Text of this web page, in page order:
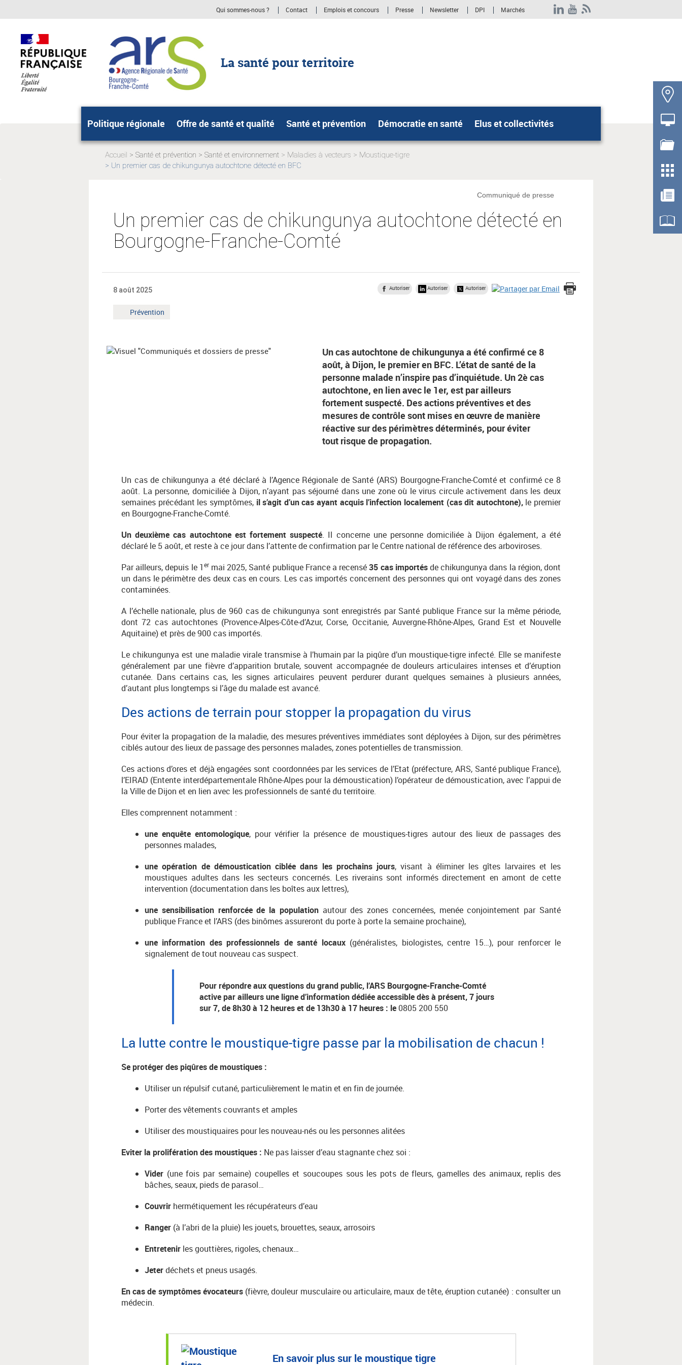
principal,
Qui sommes-nous ? Contact Emplois et concours Presse Newsletter DPI Marchés
La santé pour territoire
Politique régionale Offre de santé et qualité Santé et prévention Démocratie en santé Elus et collectivités
Accueil
Page
Santé et prévention
Page
Santé et environnement Maladies à vecteurs Moustique-tigre
Un premier cas de chikungunya autochtone détecté en BFC
Un premier cas de chikungunya autochtone détecté en
Bourgogne-Franche-Comté
Communiqué de presse
8 août 2025 Autoriser Autoriser Autoriser
Mot
Prévention
Un cas autochtone de chikungunya a été confirmé ce 8
août, à Dijon, le premier en BFC. L’état de santé de la
personne malade n’inspire pas d’inquiétude. Un 2è cas
autochtone, en lien avec le 1er, est par ailleurs
fortement suspecté. Des actions préventives et des
mesures de contrôle sont mises en œuvre de manière
réactive sur des périmètres déterminés, pour éviter
tout risque de propagation.
Un cas de chikungunya a été déclaré à l’Agence Régionale de Santé (ARS) Bourgogne-Franche-Comté et confirmé ce 8
août. La personne, domiciliée à Dijon, n’ayant pas séjourné dans une zone où le virus circule activement dans les deux
semaines précédant les symptômes, il s’agit d’un cas ayant acquis l’infection localement (cas dit autochtone),le premier
en Bourgogne-Franche-Comté.
Un deuxième cas autochtone est fortement suspecté. Il concerne une personne domiciliée à Dijon également, a été
déclaré le 5 août, et reste à ce jour dans l’attente de confirmation par le Centre national de référence des arboviroses.
Par ailleurs, depuis le 1ermai 2025, Santé publique France a recensé35 cas importésde chikungunya dans la région, dont
un dans le périmètre des deux cas en cours. Les cas importés concernent des personnes qui ont voyagé dans des zones
contaminées.
A l’échelle nationale, plus de 960 cas de chikungunya sont enregistrés par Santé publique France sur la même période,
dont 72 cas autochtones (Provence-Alpes-Côte-d’Azur, Corse, Occitanie, Auvergne-Rhône-Alpes, Grand Est et Nouvelle
Aquitaine) et près de 900 cas importés.
Le chikungunya est une maladie virale transmise à l’humain par la piqûre d’un moustique-tigre infecté. Elle se manifeste
généralement par une fièvre d’apparition brutale, souvent accompagnée de douleurs articulaires intenses et d’éruption
cutanée. Dans certains cas, les signes articulaires peuvent perdurer durant quelques semaines à plusieurs années,
d’autant plus longtemps si l’âge du malade est avancé.
Des actions de terrain pour stopper la propagation du virus
Pour éviter la propagation de la maladie, des mesures préventives immédiates sont déployées à Dijon, sur des périmètres
ciblés autour des lieux de passage des personnes malades, zones potentielles de transmission.
Ces actions d’ores et déjà engagées sont coordonnées par les services de l’Etat (préfecture, ARS, Santé publique France),
l’EIRAD (Entente interdépartementale Rhône-Alpes pour la démoustication) l’opérateur de démoustication, avec l’appui de
la Ville de Dijon et en lien avec les professionnels de santé du territoire.
Elles comprennent notamment :
une enquête entomologique, pour vérifier la présence de moustiques-tigres autour des lieux de passages des
personnes malades,
une opération de démoustication ciblée dans les prochains jours, visant à éliminer les gîtes larvaires et les
moustiques adultes dans les secteurs concernés. Les riverains sont informés directement en amont de cette
intervention (documentation dans les boîtes aux lettres),
une sensibilisation renforcée de la populationautour des zones concernées, menée conjointement par Santé
publique France et l’ARS (des binômes assureront du porte à porte la semaine prochaine),
une information des professionnels de santé locaux(généralistes, biologistes, centre 15…), pour renforcer le
signalement de tout nouveau cas suspect.
Pour répondre aux questions du grand public, l’ARS Bourgogne-Franche-Comté
active par ailleurs une ligne d’information dédiée accessible dès à présent, 7 jours
sur 7, de 8h30 à 12 heures et de 13h30 à 17 heures : le 0805 200 550
La lutte contre le moustique-tigre passe par la mobilisation de chacun !
Se protéger des piqûres de moustiques :
Utiliser un répulsif cutané, particulièrement le matin et en fin de journée.
Porter des vêtements couvrants et amples
Utiliser des moustiquaires pour les nouveau-nés ou les personnes alitées
Eviter la prolifération des moustiques : Ne pas laisser d’eau stagnante chez soi :
Vider (une fois par semaine) coupelles et soucoupes sous les pots de fleurs, gamelles des animaux, replis des
bâches, seaux, pieds de parasol…
Couvrir hermétiquement les récupérateurs d’eau
Ranger (à l’abri de la pluie) les jouets, brouettes, seaux, arrosoirs
Entretenir les gouttières, rigoles, chenaux…
Jeterdéchets et pneus usagés.
En cas de symptômes évocateurs(fièvre, douleur musculaire ou articulaire, maux de tête, éruption cutanée) : consulter un
médecin.
En savoir plus sur le moustique tigre